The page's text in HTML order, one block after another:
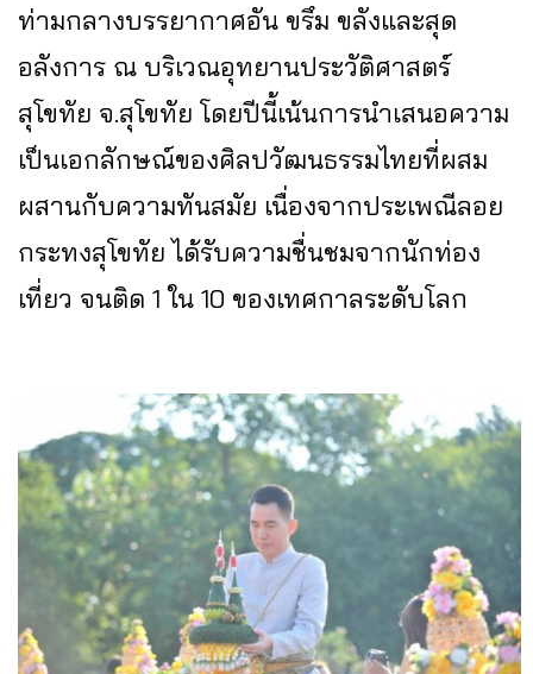
ท่ามกลางบรรยากาศอัน ขรึม ขลังและสุด
อลังการ ณ บริเวณอุทยานประวัติศาสตร์
สุโขทัย จ.สุโขทัย โดยปีนี้เน้นการนำเสนอความ
เป็นเอกลักษณ์ของศิลปวัฒนธรรมไทยที่ผสม
ผสานกับความทันสมัย เนื่องจากประเพณีลอย
กระทงสุโขทัย ได้รับความชื่นชมจากนักท่อง
เที่ยว จนติด 1 ใน 10 ของเทศกาลระดับโลก